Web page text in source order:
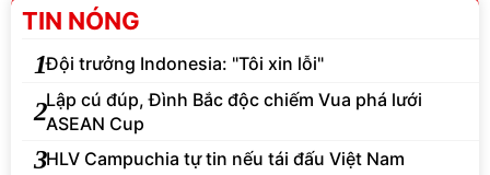
TIN NÓNG
1Đội trưởng Indonesia: "Tôi xin lỗi"
2Lập cú đúp, Đình Bắc độc chiếm Vua phá lưới
ASEAN Cup
3HLV Campuchia tự tin nếu tái đấu Việt Nam